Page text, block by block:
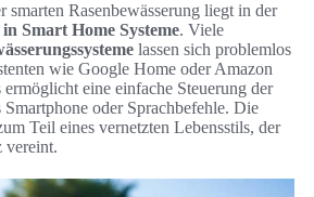
Rasenbewässerung liegt in der
Smart Home Systeme. Viele
lassen sich problemlos
wie Google Home oder Amazon
eine einfache Steuerung der
Smartphone oder Sprachbefehle. Die
Teil eines vernetzten Lebensstils, der